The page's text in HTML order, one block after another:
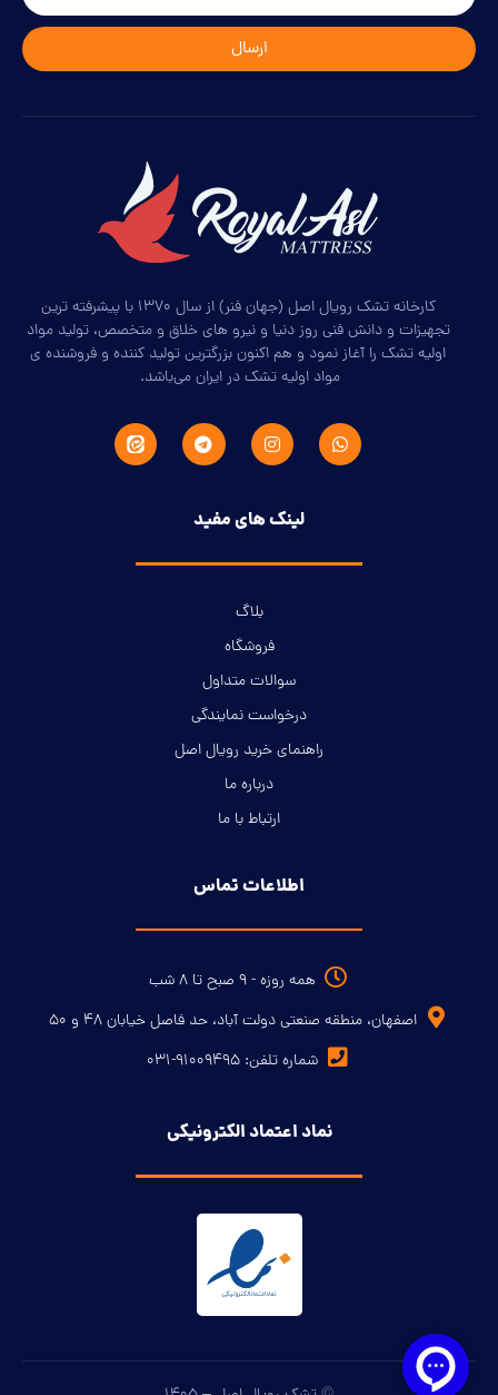
ارسال
کارخانه تشک رویال اصل (جهان فنر) از سال ۱۳۷۰ با پیشرفته ترین
تجهیزات و دانش فنی روز دنیا و نیرو های خلاق و متخصص، تولید مواد
اولیه تشک را آغاز نمود و هم اکنون بزرگترین تولید کننده و فروشنده ی
مواد اولیه تشک در ایران می‌باشد.
لینک های مفید
بلاگ
فروشگاه
سوالات متداول
درخواست نمایندگی
راهنمای خرید رویال اصل
درباره ما
ارتباط با ما
اطلاعات تماس
همه روزه - ۹ صبح تا ۸ شب
اصفهان، منطقه صنعتی دولت آباد، حد فاصل خیابان ۴۸ و ۵۰
شماره تلفن: ۹۱۰۰۹۴۹۵-۰۳۱
نماد اعتماد الکترونیکی